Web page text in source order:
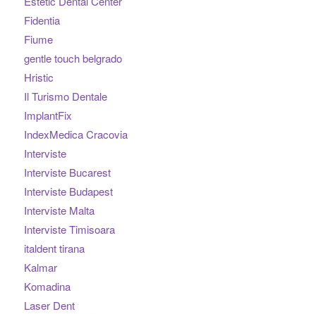
Fidentia
Fiume
gentle touch belgrado
Hristic
Il Turismo Dentale
ImplantFix
IndexMedica Cracovia
Interviste
Interviste Bucarest
Interviste Budapest
Interviste Malta
Interviste Timisoara
italdent tirana
Kalmar
Komadina
Laser Dent